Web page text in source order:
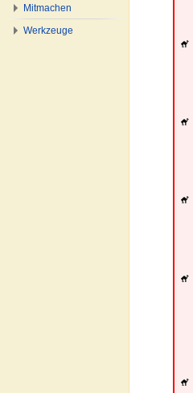
Mitmachen
Werkzeuge